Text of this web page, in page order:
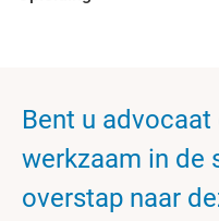
Bent u
werkzaam in de
overstap naar